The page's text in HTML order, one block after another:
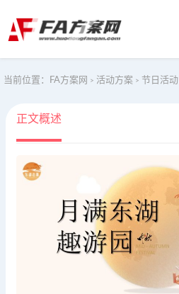
当前位置： FA方案网 > 活动方案 > 节日活动
正文概述